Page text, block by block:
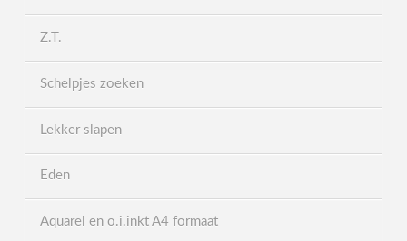
Z.T.
Schelpjes zoeken
Lekker slapen
Eden
Aquarel en o.i.inkt A4 formaat